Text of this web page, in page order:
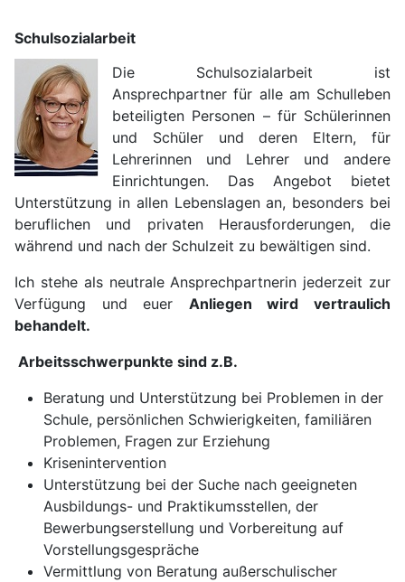
Schulsozialarbeit
Die Schulsozialarbeit ist
Ansprechpartner für alle am Schulleben
beteiligten Personen – für Schülerinnen
und Schüler und deren Eltern, für
Lehrerinnen und Lehrer und andere
Einrichtungen. Das Angebot bietet
Unterstützung in allen Lebenslagen an, besonders bei
beruflichen und privaten Herausforderungen, die
während und nach der Schulzeit zu bewältigen sind.
Ich stehe als neutrale Ansprechpartnerin jederzeit zur
Verfügung und euer Anliegen wird vertraulich
behandelt.
Arbeitsschwerpunkte sind z.B.
Beratung und Unterstützung bei Problemen in der
Schule, persönlichen Schwierigkeiten, familiären
Problemen, Fragen zur Erziehung
Krisenintervention
Unterstützung bei der Suche nach geeigneten
Ausbildungs- und Praktikumsstellen, der
Bewerbungserstellung und Vorbereitung auf
Vorstellungsgespräche
Vermittlung von Beratung außerschulischer